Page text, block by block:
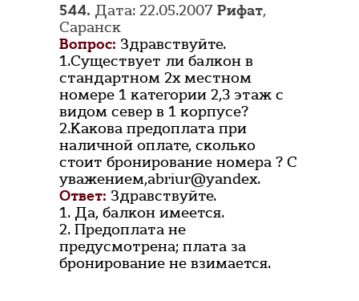
544. Дата: 22.05.2007 Рифат,
Саранск
Вопрос: Здравствуйте.
1.Существует ли балкон в
стандартном 2х местном
номере 1 категории 2,3 этаж с
видом север в 1 корпусе?
2.Какова предоплата при
наличной оплате, сколько
стоит бронирование номера ? С
уважением,abriur@yandex.
Ответ: Здравствуйте.
1. Да, балкон имеется.
2. Предоплата не
предусмотрена; плата за
бронирование не взимается.